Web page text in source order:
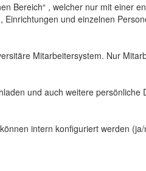
Bereich“ , welcher nur mit einer
und einzelnen
Mitarbeitersystem. Nur
und auch weitere
intern konfiguriert werden